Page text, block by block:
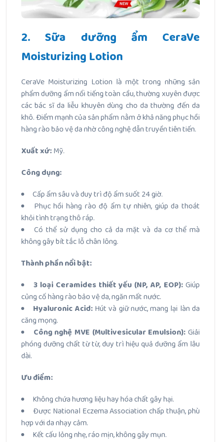
2. Sữa dưỡng ẩm CeraVe
Moisturizing Lotion
CeraVe Moisturizing Lotion là một trong những sản
phẩm dưỡng ẩm nổi tiếng toàn cầu, thường xuyên được
các bác sĩ da liễu khuyên dùng cho da thường đến da
khô. Điểm mạnh của sản phẩm nằm ở khả năng phục hồi
hàng rào bảo vệ da nhờ công nghệ dẫn truyền tiên tiến.
Xuất xứ:Mỹ.
Công dụng:
Cấp ẩm sâu và duy trì độ ẩm suốt 24 giờ.
Phục hồi hàng rào độ ẩm tự nhiên, giúp da thoát
khỏi tình trạng thô ráp.
Có thể sử dụng cho cả da mặt và da cơ thể mà
không gây bít tắc lỗ chân lông.
Thành phần nổi bật:
3 loại Ceramides thiết yếu (NP, AP, EOP): Giúp
củng cố hàng rào bảo vệ da, ngăn mất nước.
Hyaluronic Acid:Hút và giữ nước, mang lại làn da
căng mọng.
Công nghệ MVE (Multivesicular Emulsion): Giải
phóng dưỡng chất từ từ, duy trì hiệu quả dưỡng ẩm lâu
dài.
Ưu điểm:
Không chứa hương liệu hay hóa chất gây hại.
Được National Eczema Association chấp thuận, phù
hợp với da nhạy cảm.
Kết cấu lỏng nhẹ, ráo mịn, không gây mụn.